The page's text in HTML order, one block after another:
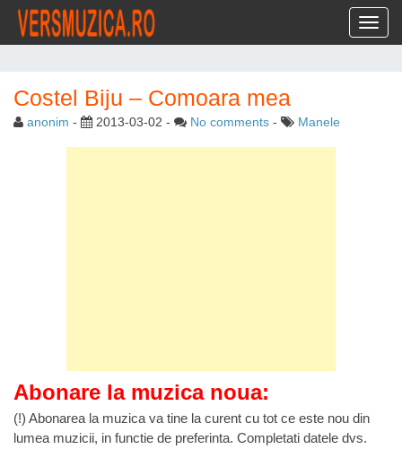
Costel Biju – Comoara mea
anonim - 2013-03-02 - No comments - Manele
Abonare la muzica noua:
(!) Abonarea la muzica va tine la curent cu tot ce este nou din
lumea muzicii, in functie de preferinta. Completati datele dvs.